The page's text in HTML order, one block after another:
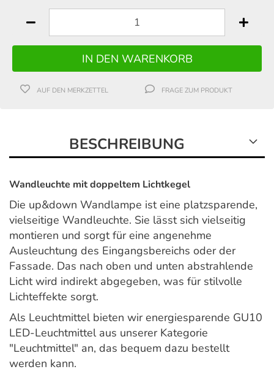
AUF DEN MERKZETTEL FRAGE ZUM PRODUKT
BESCHREIBUNG
Wandleuchte mit doppeltem Lichtkegel
Die up&down Wandlampe ist eine platzsparende,
vielseitige Wandleuchte. Sie lässt sich vielseitig
montieren und sorgt für eine angenehme
Ausleuchtung des Eingangsbereichs oder der
Fassade. Das nach oben und unten abstrahlende
Licht wird indirekt abgegeben, was für stilvolle
Lichteffekte sorgt.
Als Leuchtmittel bieten wir energiesparende GU10
LED-Leuchtmittel aus unserer Kategorie
"Leuchtmittel" an, das bequem dazu bestellt
werden kann.